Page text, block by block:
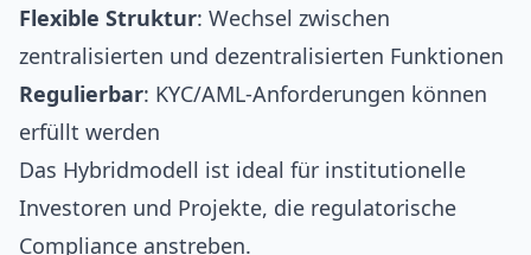
Flexible Struktur: Wechsel zwischen
zentralisierten und dezentralisierten Funktionen
Regulierbar: KYC/AML-Anforderungen können
erfüllt werden
Das Hybridmodell ist ideal für institutionelle
Investoren und Projekte, die regulatorische
Compliance anstreben.